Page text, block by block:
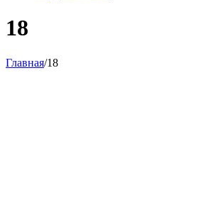
18
Главная/18